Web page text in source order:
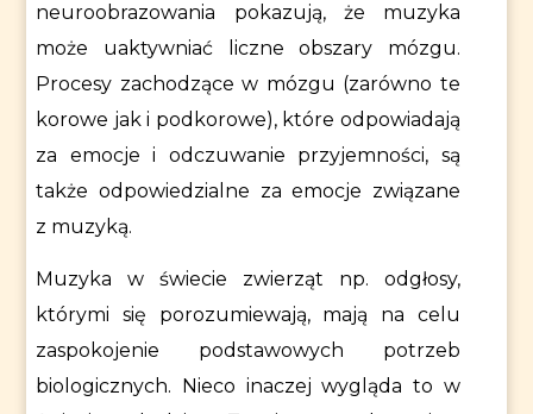
neuroobrazowania pokazują, że muzyka
może uaktywniać liczne obszary mózgu.
Procesy zachodzące w mózgu (zarówno te
korowe jak i podkorowe), które odpowiadają
za emocje i odczuwanie przyjemności, są
także odpowiedzialne za emocje związane
z muzyką.
Muzyka w świecie zwierząt np. odgłosy,
którymi się porozumiewają, mają na celu
zaspokojenie podstawowych potrzeb
biologicznych. Nieco inaczej wygląda to w